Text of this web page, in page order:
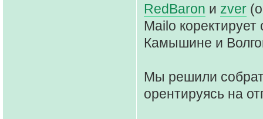
RedBaron и zver
Mailo
Камышине и
Мы решили
орентируясь на